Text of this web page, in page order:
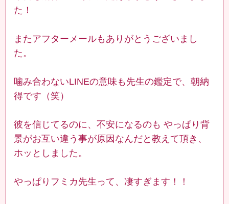
た！
またアフターメールもありがとうございまし
た。
噛み合わないLINEの意味も先生の鑑定で、朝納
得です（笑）
彼を信じてるのに、不安になるのも やっぱり背
景がお互い違う事が原因なんだと教えて頂き、
ホッとしました。
やっぱりフミカ先生って、凄すぎます！！